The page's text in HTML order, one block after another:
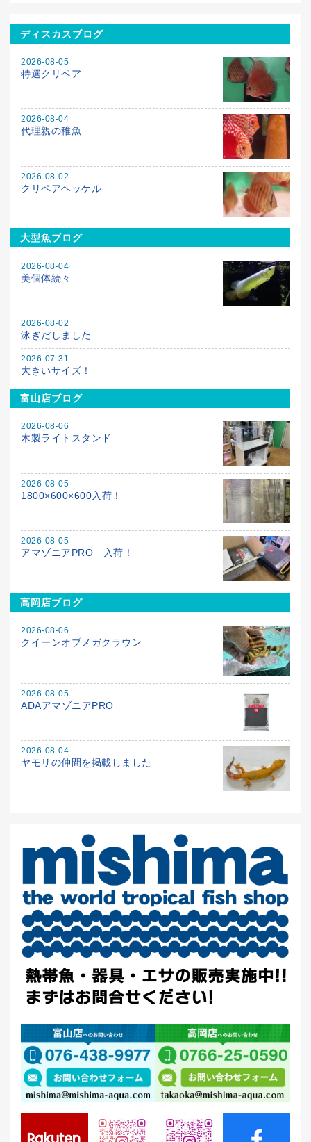
ディスカスブログ
2026-08-05
特選クリペア
2026-08-04
代理親の稚魚
2026-08-02
クリペアヘッケル
大型魚ブログ
2026-08-04
美個体続々
2026-08-02
泳ぎだしました
2026-07-31
大きいサイズ！
富山店ブログ
2026-08-06
木製ライトスタンド
2026-08-05
1800×600×600入荷！
2026-08-05
アマゾニアPRO 入荷！
高岡店ブログ
2026-08-06
クイーンオブメガクラウン
2026-08-05
ADAアマゾニアPRO
2026-08-04
ヤモリの仲間を掲載しました